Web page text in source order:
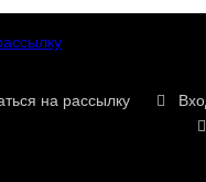
на рассылку